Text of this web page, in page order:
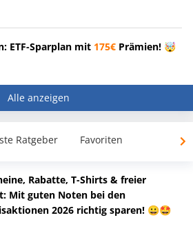
ETF-Sparplan mit 175€ Prämien! 🤯
Alle anzeigen
Ratgeber Favoriten
Rabatte, T-Shirts & freier
Mit guten Noten bei den
2026 richtig sparen! 😀🤩